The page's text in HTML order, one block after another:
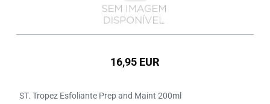
16,95 EUR
ST. Tropez Esfoliante Prep and Maint 200ml